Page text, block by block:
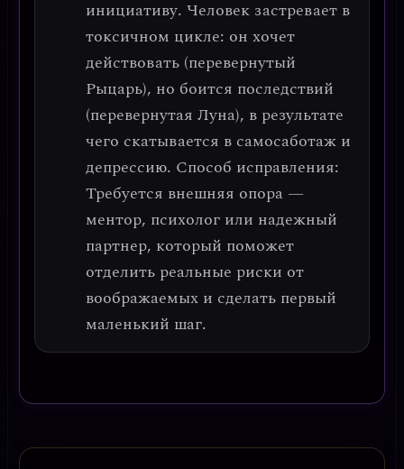
инициативу. Человек застревает в
токсичном цикле: он хочет
действовать (перевернутый
Рыцарь), но боится последствий
(перевернутая Луна), в результате
чего скатывается в самосаботаж и
депрессию. Способ исправления:
Требуется внешняя опора —
ментор, психолог или надежный
партнер, который поможет
отделить реальные риски от
воображаемых и сделать первый
маленький шаг.